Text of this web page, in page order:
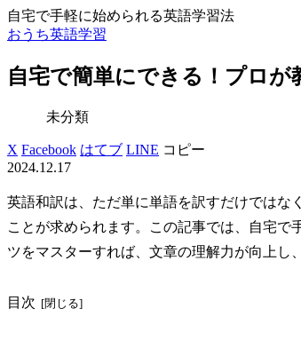
自宅で手軽に始められる英語学習法
おうち英語学習
自宅で簡単にできる！プロ
未分類
X Facebook はてブ LINE コピー
2024.12.17
英語和訳は、ただ単に単語を訳すだけではな
ことが求められます。この記事では、自宅で
ツをマスターすれば、文章の理解力が向上し
目次